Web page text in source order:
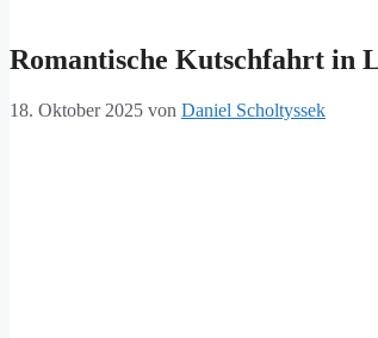
Romantische Kutschfahrt in
18. Oktober 2025 von Daniel Scholtyssek